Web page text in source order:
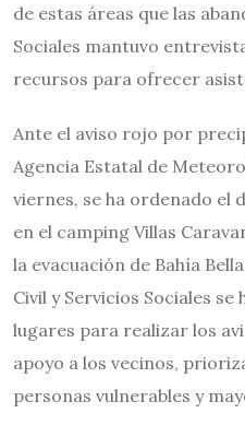
de estas áreas que las
Sociales mantuvo
recursos para ofrecer
Ante el aviso rojo por
Agencia Estatal de
viernes, se ha ordenado el
en el camping Villas
la evacuación de Bahía
Civil y Servicios Sociales se
lugares para realizar los
apoyo a los vecinos,
personas vulnerables y